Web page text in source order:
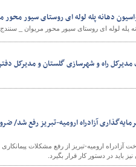
دهانه پله لوله ای روستای سیور محور
پله لوله ای روستای سیور محور مریوان _
راه و شهرسازی گلستان و مدیرکل
آزادراه ارومیه-تبریز رفع شد/
آزادراه ارومیه-تبریز از رفع مشکلات
در دستور کار قرار بگیرد.